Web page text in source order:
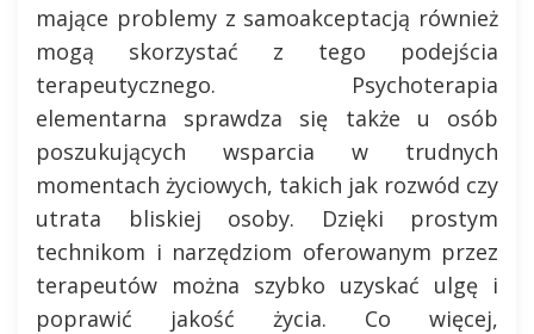
mające problemy z samoakceptacją również
mogą skorzystać z tego podejścia
terapeutycznego. Psychoterapia
elementarna sprawdza się także u osób
poszukujących wsparcia w trudnych
momentach życiowych, takich jak rozwód czy
utrata bliskiej osoby. Dzięki prostym
technikom i narzędziom oferowanym przez
terapeutów można szybko uzyskać ulgę i
poprawić jakość życia. Co więcej,